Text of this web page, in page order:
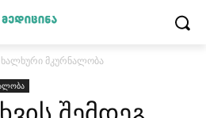
მკურნალობა